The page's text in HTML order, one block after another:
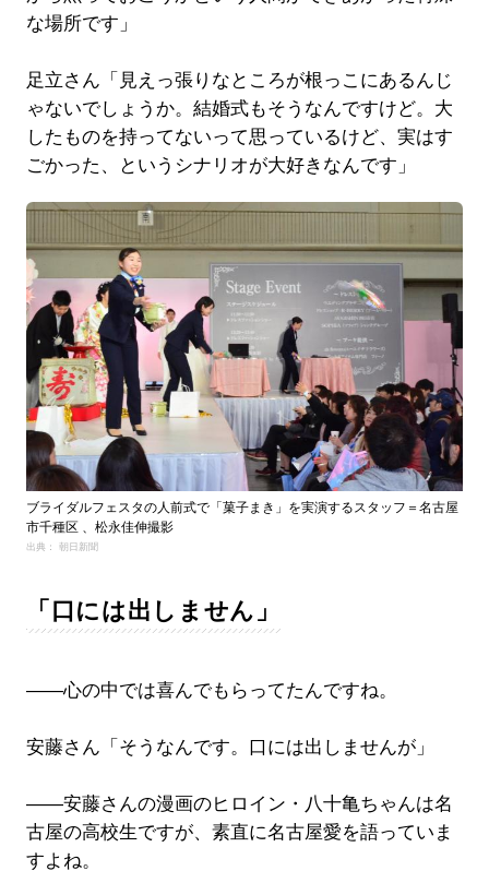
な場所です」
足立さん「見えっ張りなところが根っこにあるんじ
ゃないでしょうか。結婚式もそうなんですけど。大
したものを持ってないって思っているけど、実はす
ごかった、というシナリオが大好きなんです」
ブライダルフェスタの人前式で「菓子まき」を実演するスタッフ＝名古屋
市千種区 、松永佳伸撮影
出典： 朝日新聞
「口には出しません」
――心の中では喜んでもらってたんですね。
安藤さん「そうなんです。口には出しませんが」
――安藤さんの漫画のヒロイン・八十亀ちゃんは名
古屋の高校生ですが、素直に名古屋愛を語っていま
すよね。